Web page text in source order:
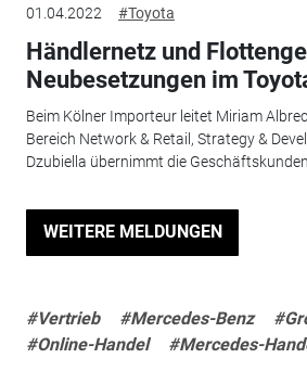
01.04.2022 #Toyota
Händlernetz und
Neubesetzungen im
Beim Kölner Importeur leitet Miriam
Bereich Network & Retail, Strategy &
Dzubiella übernimmt die
WEITERE MELDUNGEN
#Vertrieb #Mercedes-Benz
#Online-Handel
#Mercedes-